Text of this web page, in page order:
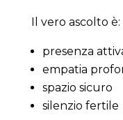
Il vero ascolto è:
presenza
empatia
spazio sicuro
silenzio fertile